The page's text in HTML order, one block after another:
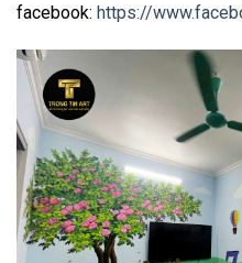
facebook: https://